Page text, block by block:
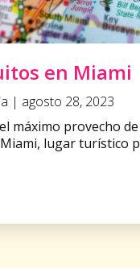
en Miami
| agosto 28, 2023
máximo provecho
lugar turístico